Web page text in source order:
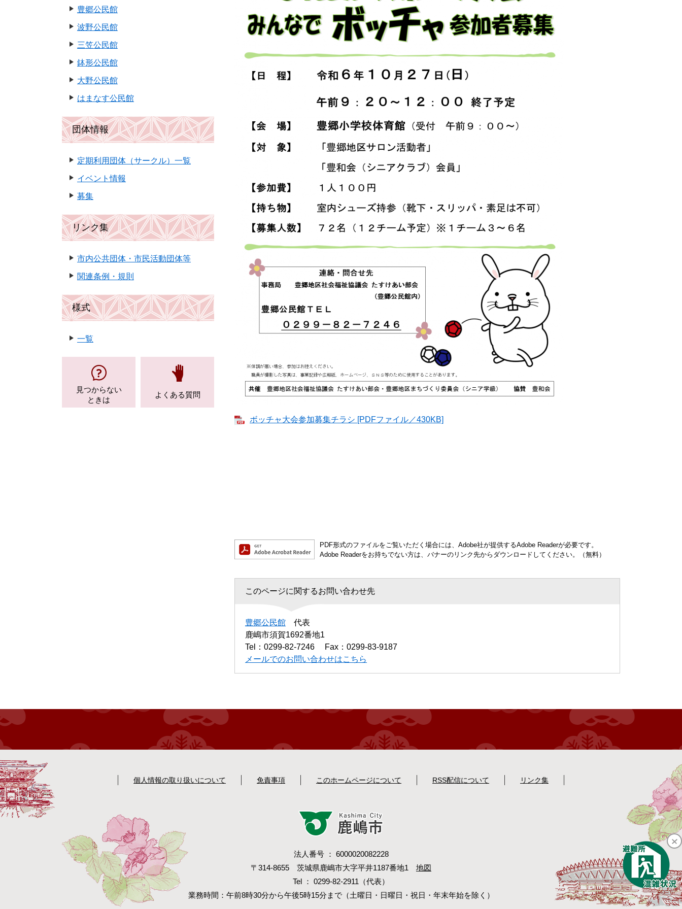
ボッチャ大会参加募集チラシ [PDFファイル／430KB]
PDF形式のファイルをご覧いただく場合には、Adobe社が提供するAdobe Readerが必要です。
Adobe Readerをお持ちでない方は、バナーのリンク先からダウンロードしてください。（無料）
このページに関するお問い合わせ先
豊郷公民館
代表
鹿嶋市須賀1692番地1
Tel：0299-82-7246
Fax：0299-83-9187
メールでのお問い合わせはこちら
豊郷公民館
波野公民館
三笠公民館
鉢形公民館
大野公民館
はまなす公民館
団体情報
定期利用団体（サークル）一覧
イベント情報
募集
リンク集
市内公共団体・市民活動団体等
関連条例・規則
様式
一覧
見つからない
ときは
よくある質問
個人情報の取り扱いについて 免責事項 このホームページについて RSS配信について リンク集
法人番号 ： 6000020082228
〒314-8655 茨城県鹿嶋市大字平井1187番地1 地図
Tel ： 0299-82-2911（代表）
業務時間：午前8時30分から午後5時15分まで（土曜日・日曜日・祝日・年末年始を除く）